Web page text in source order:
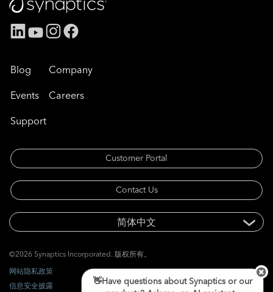
Blog
Events
Support
Company
Careers
Customer Portal
Contact Us
©2026 Synaptics Incorporated. 版权所有。
网站隐私政策
信息安全披露
👋Have questions about Synaptics or our